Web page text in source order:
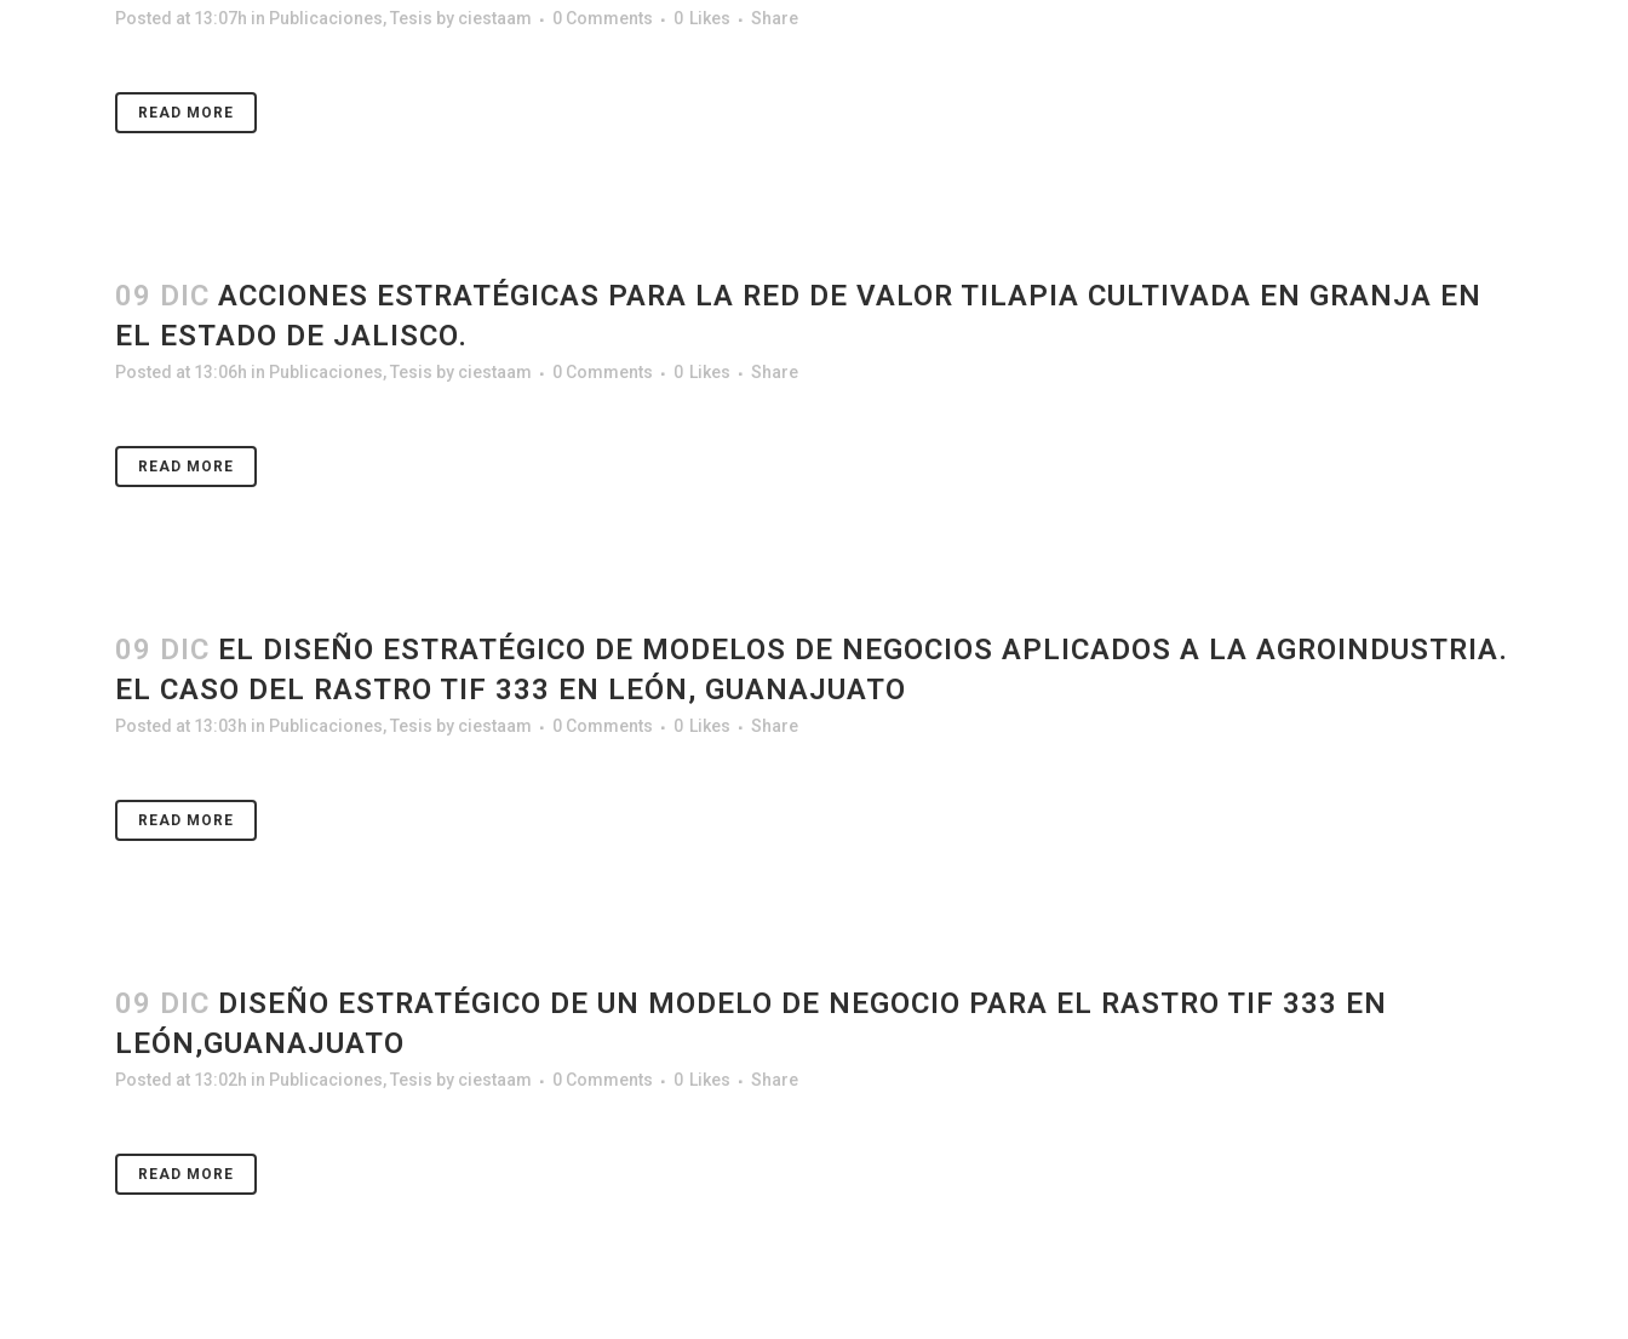
Posted at 13:07h in Publicaciones,Tesis by ciestaam 0 Comments 0 Likes Share
READ MORE
09 DIC ACCIONES ESTRATÉGICAS PARA LA RED DE VALOR TILAPIA CULTIVADA EN GRANJA EN
EL ESTADO DE JALISCO.
Posted at 13:06h in Publicaciones,Tesis by ciestaam 0 Comments 0 Likes Share
READ MORE
09 DIC EL DISEÑO ESTRATÉGICO DE MODELOS DE NEGOCIOS APLICADOS A LA AGROINDUSTRIA.
EL CASO DEL RASTRO TIF 333 EN LEÓN, GUANAJUATO
Posted at 13:03h in Publicaciones,Tesis by ciestaam 0 Comments 0 Likes Share
READ MORE
09 DIC DISEÑO ESTRATÉGICO DE UN MODELO DE NEGOCIO PARA EL RASTRO TIF 333 EN
LEÓN,GUANAJUATO
Posted at 13:02h in Publicaciones,Tesis by ciestaam 0 Comments 0 Likes Share
READ MORE